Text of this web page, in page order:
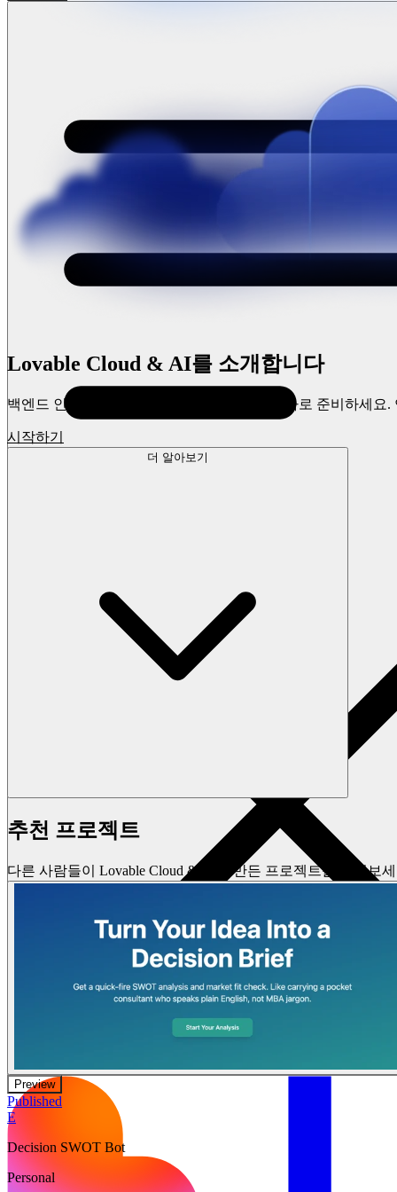
Lovable Cloud & AI를 소개합니다
백엔드 인프라와 AI 기능을 프롬프트 하나로 바로 준비하세요
시작하기
더 알아보기
추천 프로젝트
다른 사람들이 Lovable Cloud & AI로 만든 프로젝트를 둘러보
Preview
Published
E
Decision SWOT Bot
Personal